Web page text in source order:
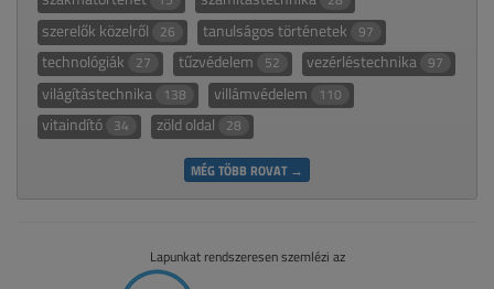
szerelők közelről 26 tanulságos történetek 97
technológiák 27 tűzvédelem 52 vezérléstechnika 97
világítástechnika 138 villámvédelem 110
vitaindító 34 zöld oldal 28
MÉG TÖBB ROVAT →
Lapunkat rendszeresen szemlézi az